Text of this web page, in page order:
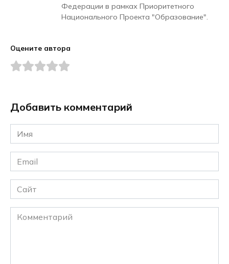
Федерации в рамках Приоритетного
Национального Проекта "Образование".
Оцените автора
Добавить комментарий
Имя
*
Email
*
Сайт
Комментарий